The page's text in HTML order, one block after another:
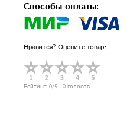
Способы оплаты:
Нравится? Оцените товар:
Рейтинг: 0/5 - 0 голосов